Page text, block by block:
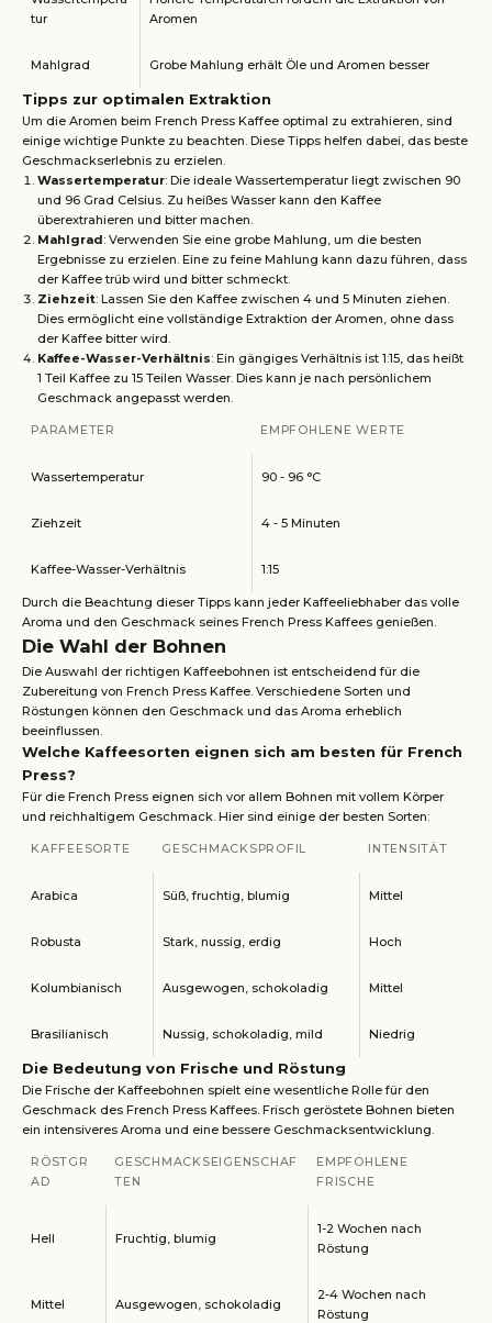
tur
Aromen
Mahlgrad Grobe Mahlung erhält Öle und Aromen besser
Tipps zur optimalen Extraktion
Um die Aromen beim French Press Kaffee optimal zu extrahieren, sind
einige wichtige Punkte zu beachten. Diese Tipps helfen dabei, das beste
Geschmackserlebnis zu erzielen.
Wassertemperatur: Die ideale Wassertemperatur liegt zwischen 90
und 96 Grad Celsius. Zu heißes Wasser kann den Kaffee
überextrahieren und bitter machen.
Mahlgrad: Verwenden Sie eine grobe Mahlung, um die besten
Ergebnisse zu erzielen. Eine zu feine Mahlung kann dazu führen, dass
der Kaffee trüb wird und bitter schmeckt.
Ziehzeit: Lassen Sie den Kaffee zwischen 4 und 5 Minuten ziehen.
Dies ermöglicht eine vollständige Extraktion der Aromen, ohne dass
der Kaffee bitter wird.
Kaffee-Wasser-Verhältnis: Ein gängiges Verhältnis ist 1:15, das heißt
1 Teil Kaffee zu 15 Teilen Wasser. Dies kann je nach persönlichem
Geschmack angepasst werden.
PARAMETER EMPFOHLENE WERTE
Wassertemperatur 90 - 96 °C
Ziehzeit 4 - 5 Minuten
Kaffee-Wasser-Verhältnis 1:15
Durch die Beachtung dieser Tipps kann jeder Kaffeeliebhaber das volle
Aroma und den Geschmack seines French Press Kaffees genießen.
Die Wahl der Bohnen
Die Auswahl der richtigen Kaffeebohnen ist entscheidend für die
Zubereitung von French Press Kaffee. Verschiedene Sorten und
Röstungen können den Geschmack und das Aroma erheblich
beeinflussen.
Welche Kaffeesorten eignen sich am besten für French
Press?
Für die French Press eignen sich vor allem Bohnen mit vollem Körper
und reichhaltigem Geschmack. Hier sind einige der besten Sorten:
KAFFEESORTE GESCHMACKSPROFIL INTENSITÄT
Arabica Süß, fruchtig, blumig Mittel
Robusta Stark, nussig, erdig Hoch
Kolumbianisch Ausgewogen, schokoladig Mittel
Brasilianisch Nussig, schokoladig, mild Niedrig
Die Bedeutung von Frische und Röstung
Die Frische der Kaffeebohnen spielt eine wesentliche Rolle für den
Geschmack des French Press Kaffees. Frisch geröstete Bohnen bieten
ein intensiveres Aroma und eine bessere Geschmacksentwicklung.
RÖSTGR
AD
GESCHMACKSEIGENSCHAF
TEN
EMPFOHLENE
FRISCHE
Hell Fruchtig, blumig
1-2 Wochen nach
Röstung
Mittel Ausgewogen, schokoladig
2-4 Wochen nach
Röstung